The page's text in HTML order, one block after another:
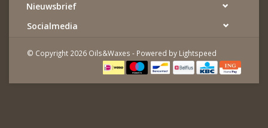
Nieuwsbrief
Socialmedia
© Copyright 2026 Oils&Waxes - Powered by Lightspeed